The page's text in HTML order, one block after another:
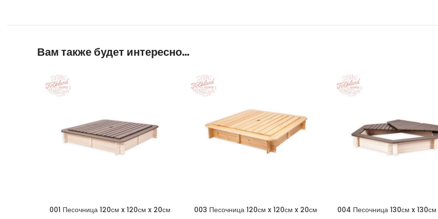
Вам также будет интересно…
001 Песочница 120см x 120см x 20см
003 Песочница 120см x 120см x 20см
004 Песочница 130см x